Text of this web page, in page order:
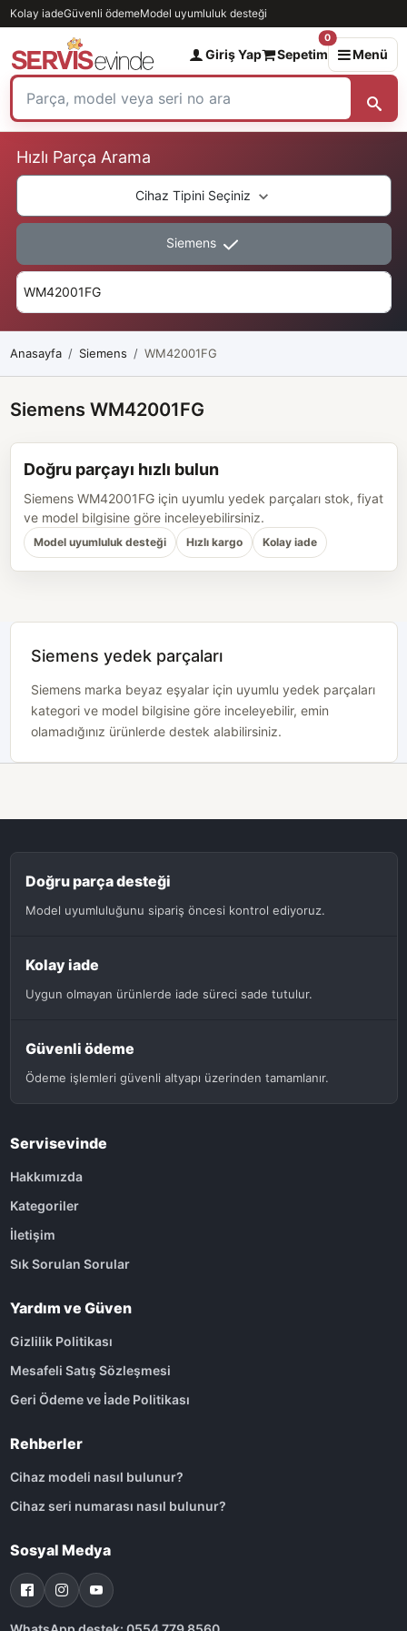
Kolay iadeGüvenli ödemeModel uyumluluk desteği
Giriş Yap Sepetim
0
Menü
Hızlı Parça Arama
Cihaz Tipini Seçiniz
Siemens
Anasayfa Siemens WM42001FG
Siemens WM42001FG
Doğru parçayı hızlı bulun
Siemens WM42001FG için uyumlu yedek parçaları stok, fiyat
ve model bilgisine göre inceleyebilirsiniz.
Model uyumluluk desteği Hızlı kargo Kolay iade
Siemens yedek parçaları
Siemens marka beyaz eşyalar için uyumlu yedek parçaları
kategori ve model bilgisine göre inceleyebilir, emin
olamadığınız ürünlerde destek alabilirsiniz.
Doğru parça desteği
Model uyumluluğunu sipariş öncesi kontrol ediyoruz.
Kolay iade
Uygun olmayan ürünlerde iade süreci sade tutulur.
Güvenli ödeme
Ödeme işlemleri güvenli altyapı üzerinden tamamlanır.
Servisevinde
Hakkımızda
Kategoriler
İletişim
Sık Sorulan Sorular
Yardım ve Güven
Gizlilik Politikası
Mesafeli Satış Sözleşmesi
Geri Ödeme ve İade Politikası
Rehberler
Cihaz modeli nasıl bulunur?
Cihaz seri numarası nasıl bulunur?
Sosyal Medya